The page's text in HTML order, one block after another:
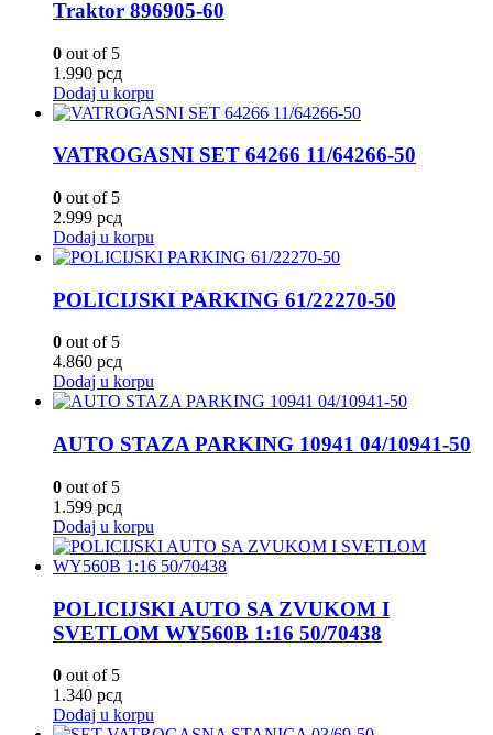
Traktor 896905-60
0 out of 5
1.990 рсд
Dodaj u korpu
VATROGASNI SET 64266 11/64266-50
0 out of 5
2.999 рсд
Dodaj u korpu
POLICIJSKI PARKING 61/22270-50
0 out of 5
4.860 рсд
Dodaj u korpu
AUTO STAZA PARKING 10941 04/10941-50
0 out of 5
1.599 рсд
Dodaj u korpu
POLICIJSKI AUTO SA ZVUKOM I
SVETLOM WY560B 1:16 50/70438
0 out of 5
1.340 рсд
Dodaj u korpu